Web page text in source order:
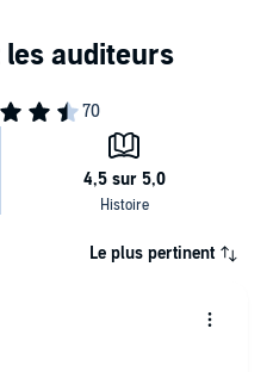
Le plus pertinent